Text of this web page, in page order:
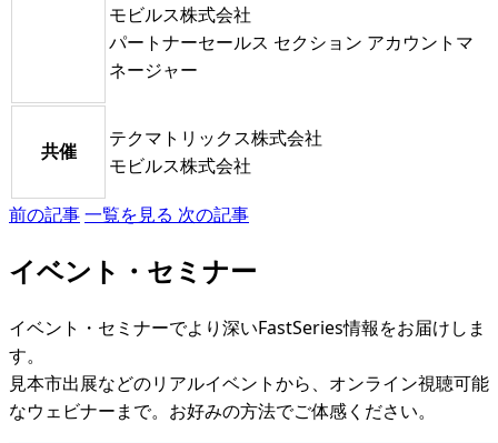
モビルス株式会社
パートナーセールス セクション アカウントマ
ネージャー
共催
テクマトリックス株式会社
モビルス株式会社
前の記事一覧を見る 次の記事
イベント・セミナー
イベント・セミナーでより深いFastSeries情報をお届けしま
す。
見本市出展などのリアルイベントから、オンライン視聴可能
なウェビナーまで。お好みの方法でご体感ください。